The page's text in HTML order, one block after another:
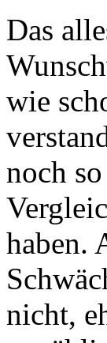
Das
wie
noch
haben.
nicht,